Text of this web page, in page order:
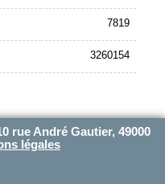
7819
3260154
rue André Gautier, 49000
légales